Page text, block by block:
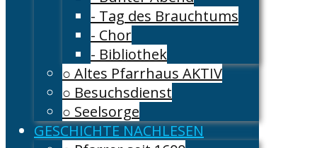
- Tag des Brauchtums
- Chor
- Bibliothek
○ Altes Pfarrhaus AKTIV
○ Besuchsdienst
○ Seelsorge
GESCHICHTE NACHLESEN